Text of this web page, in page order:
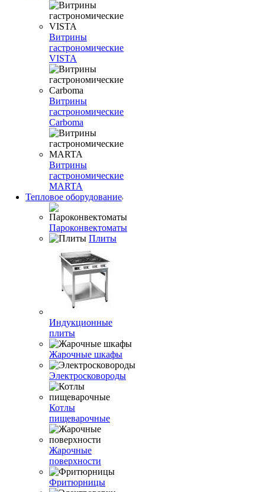
Витрины
гастрономические
VISTA
Витрины
гастрономические
Carboma
Витрины
гастрономические
MARTA
Тепловое оборудование
Пароконвектоматы
Плиты
Индукционные
плиты
Жарочные шкафы
Электросковороды
Котлы
пищеварочные
Жарочные
поверхности
Фритюрницы